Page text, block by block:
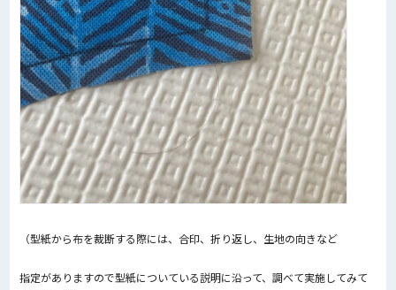
（型紙から布を裁断する際には、合印、折り返し、生地の向きなど
指定がありますので型紙についている説明に沿って、調べて実施してみて